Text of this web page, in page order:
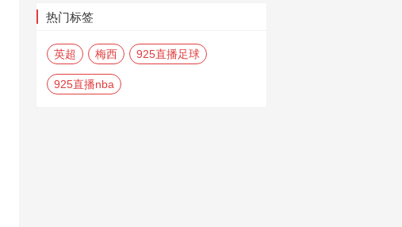
热门标签
英超 梅西 925直播足球
925直播nba